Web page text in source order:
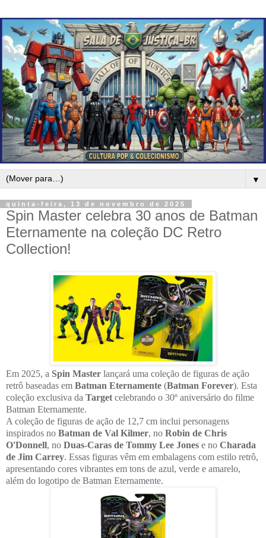
▼
quinta-feira, 13 de novembro de 2025
Spin Master celebra 30 anos de Batman
Eternamente na coleção DC Retro
Collection!
Em 2025, a Spin Master lançará uma coleção de figuras de ação
retrô baseadas em Batman Eternamente (Batman Forever). Esta
coleção exclusiva da Target celebrando o 30º aniversário do filme
Batman Eternamente.
A coleção de figuras de ação de 12,7 cm inclui personagens
inspirados no Batman de Val Kilmer, no Robin de Chris
O'Donnell, no Duas-Caras de Tommy Lee Jones e no Charada
de Jim Carrey. Essas figuras vêm em embalagens com estilo retrô,
apresentando cores vibrantes em tons de azul, verde e amarelo,
além do logotipo de Batman Eternamente.